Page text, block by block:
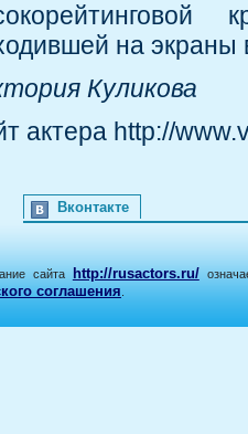
на экраны
Куликова
актера http://
Вконтакте
сайта http://rusactors.ru/
соглашения